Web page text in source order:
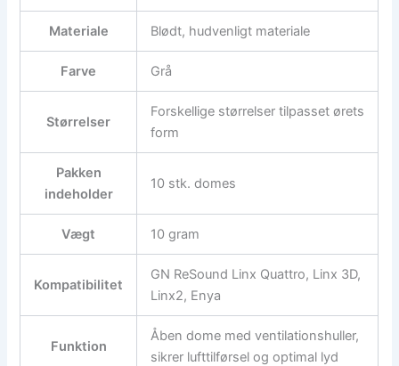
Materiale Blødt, hudvenligt materiale
Farve Grå
Størrelser
Forskellige størrelser tilpasset ørets
form
Pakken
indeholder
10 stk. domes
Vægt 10 gram
Kompatibilitet
GN ReSound Linx Quattro, Linx 3D,
Linx2, Enya
Funktion
Åben dome med ventilationshuller,
sikrer lufttilførsel og optimal lyd